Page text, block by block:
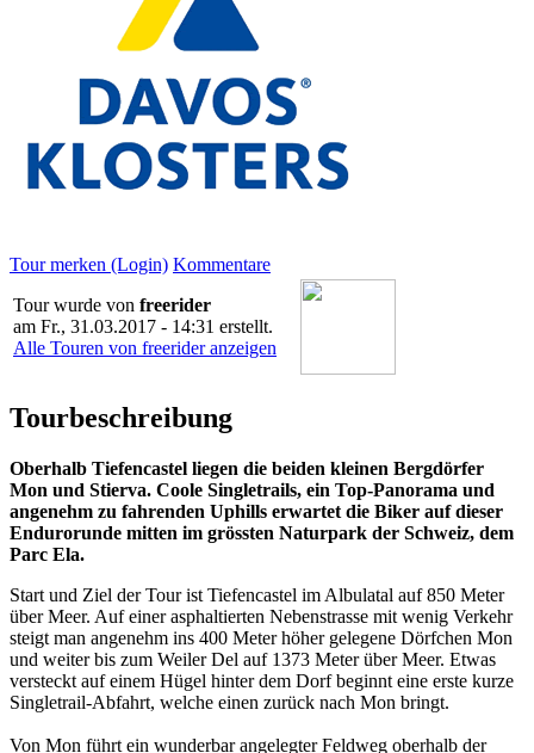
Tour merken (Login) Kommentare
Tour wurde von freerider
am Fr., 31.03.2017 - 14:31 erstellt.
Alle Touren von freerider anzeigen
Tourbeschreibung
Oberhalb Tiefencastel liegen die beiden kleinen Bergdörfer
Mon und Stierva. Coole Singletrails, ein Top-Panorama und
angenehm zu fahrenden Uphills erwartet die Biker auf dieser
Endurorunde mitten im grössten Naturpark der Schweiz, dem
Parc Ela.
Start und Ziel der Tour ist Tiefencastel im Albulatal auf 850 Meter
über Meer. Auf einer asphaltierten Nebenstrasse mit wenig Verkehr
steigt man angenehm ins 400 Meter höher gelegene Dörfchen Mon
und weiter bis zum Weiler Del auf 1373 Meter über Meer. Etwas
versteckt auf einem Hügel hinter dem Dorf beginnt eine erste kurze
Singletrail-Abfahrt, welche einen zurück nach Mon bringt.
Von Mon führt ein wunderbar angelegter Feldweg oberhalb der